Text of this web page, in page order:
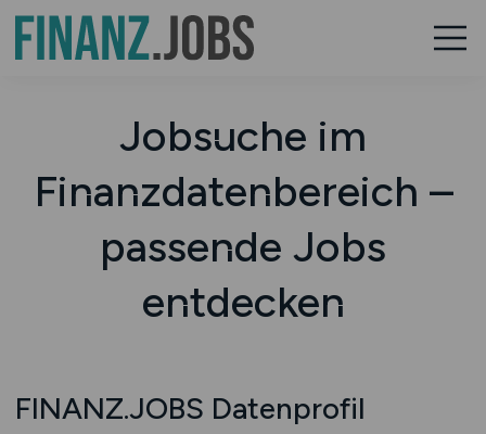
Jobsuche im
Finanzdatenbereich –
passende Jobs
entdecken
FINANZ.JOBS Datenprofil